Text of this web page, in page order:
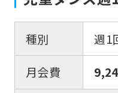
種別
週1
月会費